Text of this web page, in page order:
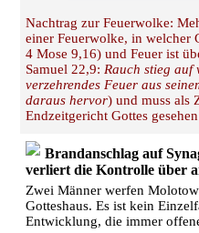
Nachtrag zur Feuerwolke:
einer Feuerwolke, in welcher
4 Mose 9,16) und Feuer ist
Samuel 22,9: Rauch stieg auf
verzehrendes Feuer aus
daraus hervor) und muss als
Endzeitgericht Gottes
Brandanschlag auf
verliert die Kontrolle über
Zwei Männer werfen
Gotteshaus. Es ist kein
Entwicklung, die immer